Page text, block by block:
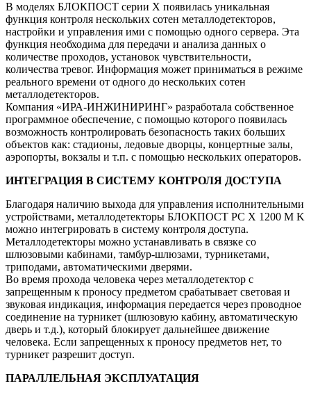
В моделях БЛОКПОСТ серии Х появилась уникальная
функция контроля нескольких сотен металлодетекторов,
настройки и управления ими с помощью одного сервера. Эта
функция необходима для передачи и анализа данных о
количестве проходов, установок чувствительности,
количества тревог. Информация может приниматься в режиме
реального времени от одного до нескольких сотен
металлодетекторов.
Компания «ИРА-ИНЖИНИРИНГ» разработала собственное
программное обеспечение, с помощью которого появилась
возможность контролировать безопасность таких больших
объектов как: стадионы, ледовые дворцы, концертные залы,
аэропорты, вокзалы и т.п. с помощью нескольких операторов.
ИНТЕГРАЦИЯ В СИСТЕМУ КОНТРОЛЯ ДОСТУПА
Благодаря наличию выхода для управления исполнительными
устройствами, металлодетекторы БЛОКПОСТ РС X 1200 M K
можно интегрировать в систему контроля доступа.
Металлодетекторы можно устанавливать в связке со
шлюзовыми кабинами, тамбур-шлюзами, турникетами,
триподами, автоматическими дверями.
Во время прохода человека через металлодетектор с
запрещенным к проносу предметом срабатывает световая и
звуковая индикация, информация передается через проводное
соединение на турникет (шлюзовую кабину, автоматическую
дверь и т.д.), который блокирует дальнейшее движение
человека. Если запрещенных к проносу предметов нет, то
турникет разрешит доступ.
ПАРАЛЛЕЛЬНАЯ ЭКСПЛУАТАЦИЯ